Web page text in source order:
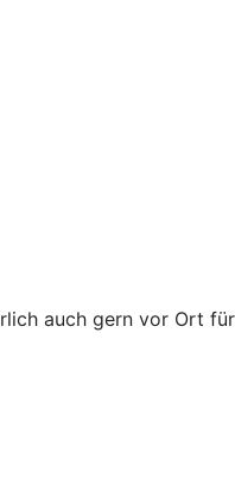
auch gern vor Ort für